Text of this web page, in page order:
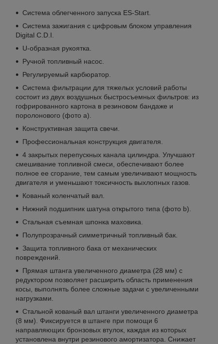
Система облегченного запуска ES-Start.
Система зажигания с цифровым блоком управления
Digital C.D.I.
U-образная рукоятка.
Ручной топливный насос.
Регулируемый карбюратор.
Система фильтрации для тяжелых условий работы
состоит из двух воздушных быстросъемных фильтров: из
гофрированного картона в резиновом бандаже и
поролонового (фото a).
Конструктивная защита свечи.
Профессиональная конструкция двигателя.
4 закрытых перепускных канала цилиндра. Улучшают
смешивание топливной смеси, обеспечивают более
полное ее сгорание, тем самым увеличивают мощность
двигателя и уменьшают токсичность выхлопных газов.
Кованый коленчатый вал.
Нижний подшипник шатуна открытого типа (фото b).
Стальная съемная шпонка маховика.
Полупрозрачный симметричный топливный бак.
Защита топливного бака от механических
повреждений.
Прямая штанга увеличенного диаметра (28 мм) с
редуктором позволяет расширить область применения
косы, выполнять более сложные задачи с увеличенными
нагрузками.
Стальной кованый вал штанги увеличенного диаметра
(8 мм). Фиксируется в штанге при помощи 6
направляющих бронзовых втулок, каждая из которых
установлена внутри резинового амортизатора. Снижает